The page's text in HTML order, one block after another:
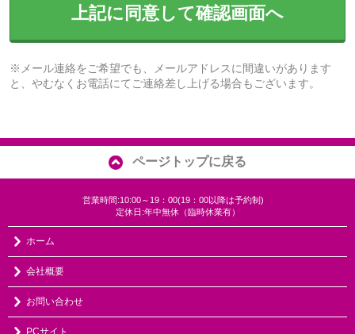
上記に同意して確認画面へ
※メール連絡をご希望でも、メールアドレスに間違いがあります
と、やむなくお電話にてご連絡差し上げる場合もございます。
ページトップに戻る
営業時間:10:00～19：00(19：00以降は予約制)
定休日:年中無休（臨時休業有）
ホーム
会社概要
お問い合わせ